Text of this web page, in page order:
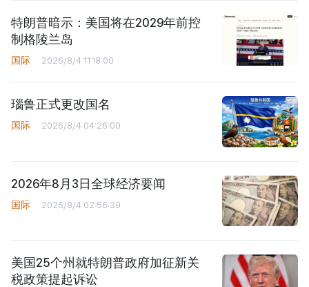
特朗普暗示：美国将在2029年前控
制格陵兰岛
国际 2026/8/4 11:18:00
瑙鲁正式更改国名
国际 2026/8/4 04:26:00
2026年8月3日全球经济要闻
国际 2026/8/4 02:56:39
美国25个州就特朗普政府加征新关
税政策提起诉讼